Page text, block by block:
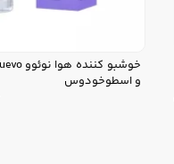
و اسطوخودوس